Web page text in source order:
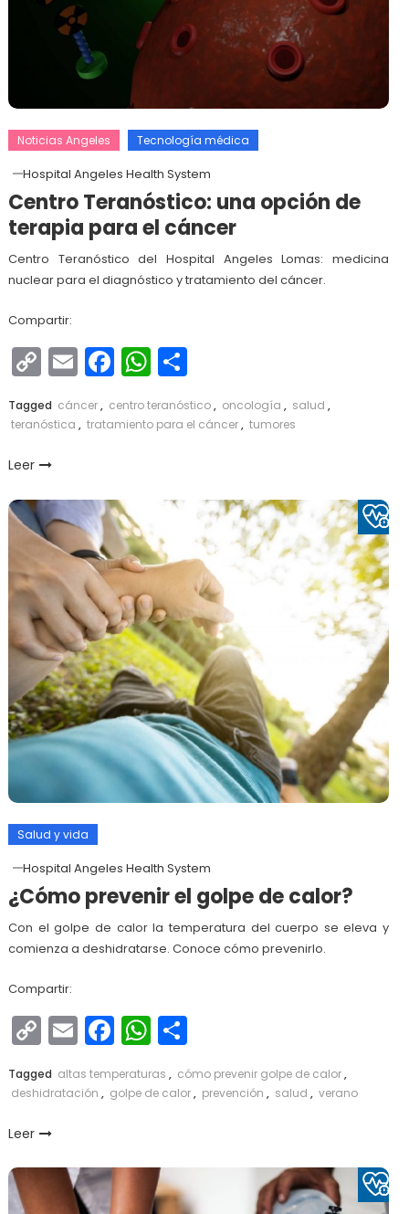
Noticias Angeles Tecnología médica
Hospital Angeles Health System
Centro Teranóstico: una opción de
terapia para el cáncer
Centro Teranóstico del Hospital Angeles Lomas: medicina
nuclear para el diagnóstico y tratamiento del cáncer.
Compartir:
Copy
Link
EmailFacebook
WhatsApp
Compartir
Tagged cáncer, centro teranóstico, oncología , salud ,
teranóstica , tratamiento para el cáncer, tumores
Leer
Salud y vida
Hospital Angeles Health System
¿Cómo prevenir el golpe de calor?
Con el golpe de calor la temperatura del cuerpo se eleva y
comienza a deshidratarse. Conoce cómo prevenirlo.
Compartir:
Copy
Link
EmailFacebook
WhatsApp
Compartir
Tagged altas temperaturas , cómo prevenir golpe de calor,
deshidratación , golpe de calor, prevención , salud , verano
Leer